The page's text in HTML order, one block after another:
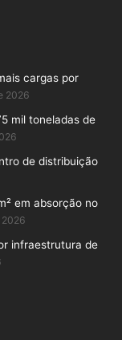
cargas por
2026
mil toneladas de
de distribuição
em absorção no
infraestrutura de